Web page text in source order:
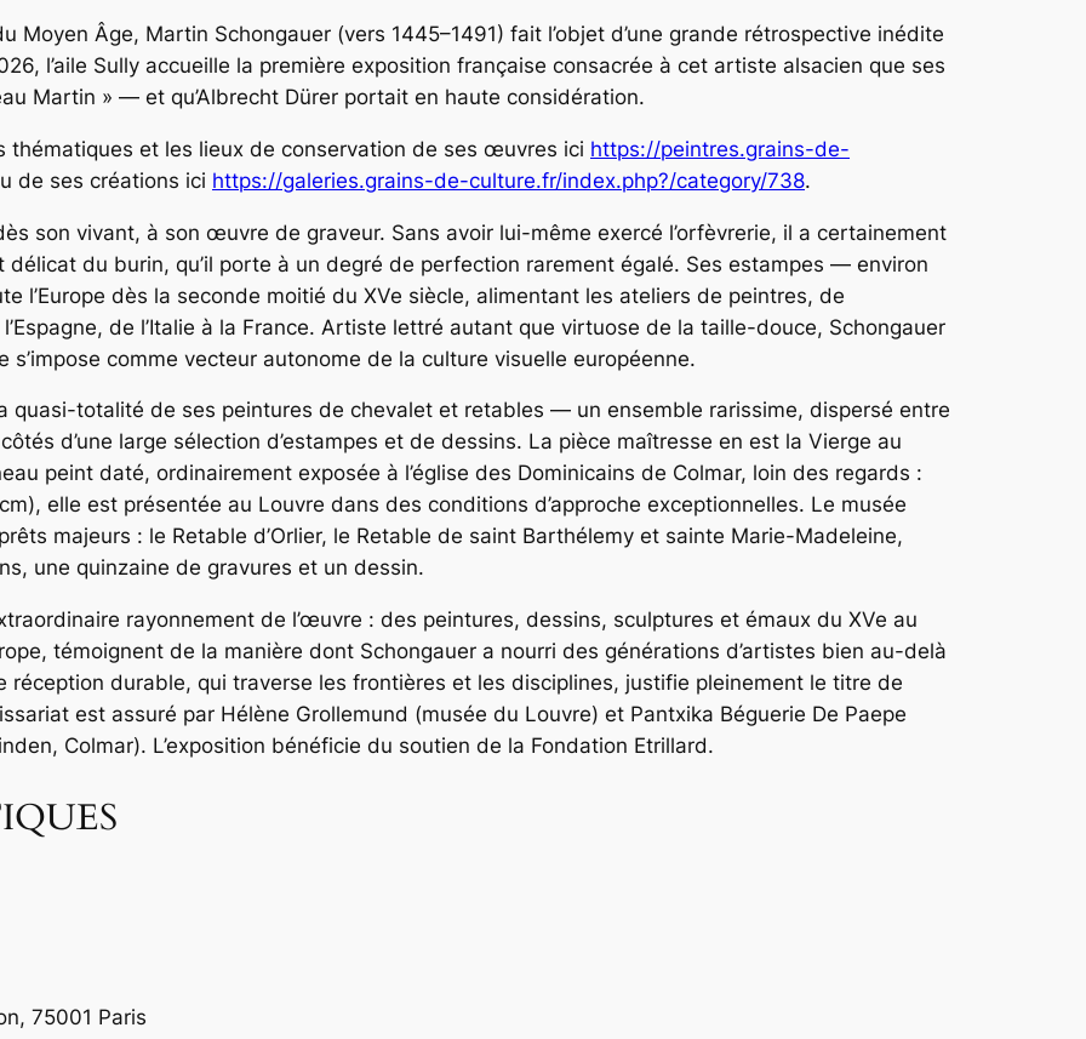
Moyen Âge, Martin Schongauer (vers 1445–1491) fait l’objet d’une grande rétrospective inédite
l’aile Sully accueille la première exposition française consacrée à cet artiste alsacien que ses
Martin » — et qu’Albrecht Dürer portait en haute considération.
thématiques et les lieux de conservation de ses œuvres ici https://peintres.grains-de-
de ses créations ici https://galeries.grains-de-culture.fr/index.php?/category/738.
son vivant, à son œuvre de graveur. Sans avoir lui-même exercé l’orfèvrerie, il a certainement
délicat du burin, qu’il porte à un degré de perfection rarement égalé. Ses estampes — environ
l’Europe dès la seconde moitié du XVe siècle, alimentant les ateliers de peintres, de
de l’Italie à la France. Artiste lettré autant que virtuose de la taille-douce, Schongauer
comme vecteur autonome de la culture visuelle européenne.
quasi-totalité de ses peintures de chevalet et retables — un ensemble rarissime, dispersé entre
d’une large sélection d’estampes et de dessins. La pièce maîtresse en est la Vierge au
peint daté, ordinairement exposée à l’église des Dominicains de Colmar, loin des regards :
elle est présentée au Louvre dans des conditions d’approche exceptionnelles. Le musée
majeurs : le Retable d’Orlier, le Retable de saint Barthélemy et sainte Marie-Madeleine,
une quinzaine de gravures et un dessin.
rayonnement de l’œuvre : des peintures, dessins, sculptures et émaux du XVe au
témoignent de la manière dont Schongauer a nourri des générations d’artistes bien au-delà
réception durable, qui traverse les frontières et les disciplines, justifie pleinement le titre de
est assuré par Hélène Grollemund (musée du Louvre) et Pantxika Béguerie De Paepe
Colmar). L’exposition bénéficie du soutien de la Fondation Etrillard.
75001 Paris